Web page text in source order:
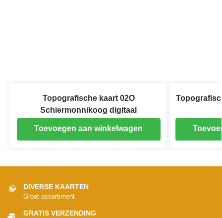
Topografische kaart 02O
Schiermonnikoog digitaal
Toevoegen aan winkelwagen
DIVERSE KAARTEN
Groot assortiment
GRATIS VERZENDING